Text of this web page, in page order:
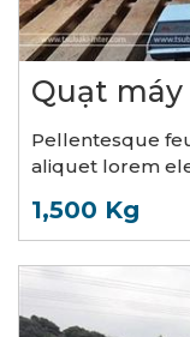
Quạt máy
Pellentesque
aliquet lorem
1,500 Kg